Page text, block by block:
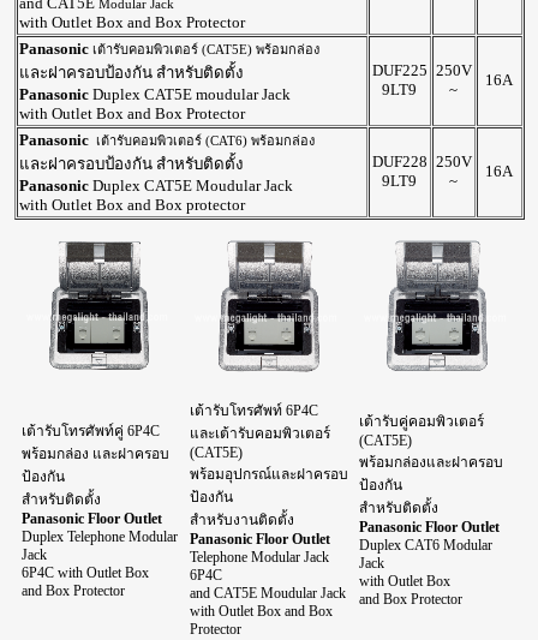
Modular Jack
with Outlet Box and Box Protector
Panasonic เต้ารับคอมพิวเตอร์ (CAT5E) พร้อมกล่อง
และฝาครอบป้องกัน สำหรับติดตั้ง
PanasonicDuplex CAT5E moudular Jack
with Outlet Box and Box Protector
DUF225
9LT9
250V
~
16A
Panasonic เต้ารับคอมพิวเตอร์ (CAT6) พร้อมกล่อง
และฝาครอบป้องกัน สำหรับติดตั้ง
PanasonicDuplex CAT5E Moudular Jack
with Outlet Box and Box protector
DUF228
9LT9
250V
~
16A
เต้ารับโทรศัพท์คู่ 6P4C
พร้อมกล่อง และฝาครอบ
ป้องกัน
สำหรับติดตั้ง
Panasonic Floor Outlet
Duplex Telephone Modular
Jack
6P4C with Outlet Box
and Box Protector
เต้ารับโทรศัพท์ 6P4C
และเต้ารับคอมพิวเตอร์
(CAT5E)
พร้อมอุปกรณ์และฝาครอบ
ป้องกัน
สำหรับงานติดตั้ง
Panasonic Floor Outlet
Telephone Modular Jack
6P4C
and CAT5E Moudular Jack
with Outlet Box and Box
Protector
เต้ารับคู่คอมพิวเตอร์
(CAT5E)
พร้อมกล่องและฝาครอบ
ป้องกัน
สำหรับติดตั้ง
Panasonic Floor Outlet
Duplex CAT6 Modular
Jack
with Outlet Box
and Box Protector